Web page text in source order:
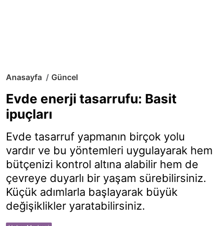
Anasayfa Güncel
Evde enerji tasarrufu: Basit
ipuçları
Evde tasarruf yapmanın birçok yolu
vardır ve bu yöntemleri uygulayarak hem
bütçenizi kontrol altına alabilir hem de
çevreye duyarlı bir yaşam sürebilirsiniz.
Küçük adımlarla başlayarak büyük
değişiklikler yaratabilirsiniz.